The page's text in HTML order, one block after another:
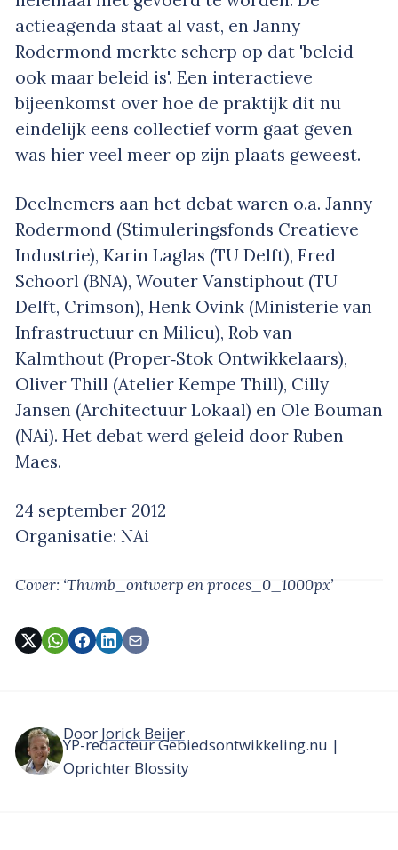
actieagenda staat al vast, en Janny
Rodermond merkte scherp op dat 'beleid
ook maar beleid is'. Een interactieve
bijeenkomst over hoe de praktijk dit nu
eindelijk eens collectief vorm gaat geven
was hier veel meer op zijn plaats geweest.
Deelnemers aan het debat waren o.a. Janny
Rodermond (Stimuleringsfonds Creatieve
Industrie), Karin Laglas (TU Delft), Fred
Schoorl (BNA), Wouter Vanstiphout (TU
Delft, Crimson), Henk Ovink (Ministerie van
Infrastructuur en Milieu), Rob van
Kalmthout (Proper‐Stok Ontwikkelaars),
Oliver Thill (Atelier Kempe Thill), Cilly
Jansen (Architectuur Lokaal) en Ole Bouman
(NAi). Het debat werd geleid door Ruben
Maes.
24 september 2012
Organisatie: NAi
Cover: ‘Thumb_ontwerp en proces_0_1000px’
Door Jorick Beijer
YP-redacteur Gebiedsontwikkeling.nu |
Oprichter Blossity